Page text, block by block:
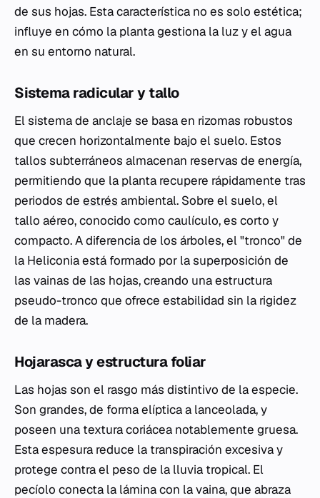
de sus hojas. Esta característica no es solo estética;
influye en cómo la planta gestiona la luz y el agua
en su entorno natural.
Sistema radicular y tallo
El sistema de anclaje se basa en rizomas robustos
que crecen horizontalmente bajo el suelo. Estos
tallos subterráneos almacenan reservas de energía,
permitiendo que la planta recupere rápidamente tras
periodos de estrés ambiental. Sobre el suelo, el
tallo aéreo, conocido como caulículo, es corto y
compacto. A diferencia de los árboles, el "tronco" de
la Heliconiaestá formado por la superposición de
las vainas de las hojas, creando una estructura
pseudo-tronco que ofrece estabilidad sin la rigidez
de la madera.
Hojarasca y estructura foliar
Las hojas son el rasgo más distintivo de la especie.
Son grandes, de forma elíptica a lanceolada, y
poseen una textura coriácea notablemente gruesa.
Esta espesura reduce la transpiración excesiva y
protege contra el peso de la lluvia tropical. El
pecíolo conecta la lámina con la vaina, que abraza